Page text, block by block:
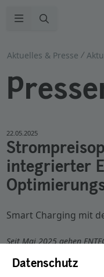
Datenschutz
Aktuelles & Presse
22.05.2025
integrierter
Smart Charging mit
Seit Mai 2025 gehen
einen weiteren Schritt in
Smart Charging Funktion